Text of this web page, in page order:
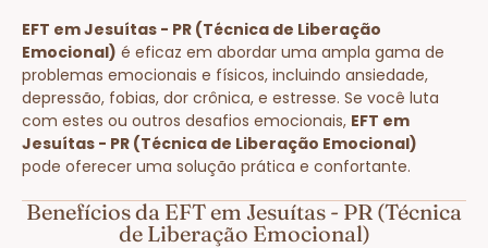
EFT em Jesuítas - PR (Técnica de Liberação
Emocional) é eficaz em abordar uma ampla gama de
problemas emocionais e físicos, incluindo ansiedade,
depressão, fobias, dor crônica, e estresse. Se você luta
com estes ou outros desafios emocionais, EFT em
Jesuítas - PR (Técnica de Liberação Emocional)
pode oferecer uma solução prática e confortante.
Benefícios da EFT em Jesuítas - PR (Técnica
de Liberação Emocional)